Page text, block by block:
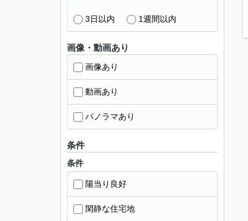
3日以内 1週間以内
画像・動画あり
画像あり
動画あり
パノラマあり
条件
条件
陽当り良好
閑静な住宅地